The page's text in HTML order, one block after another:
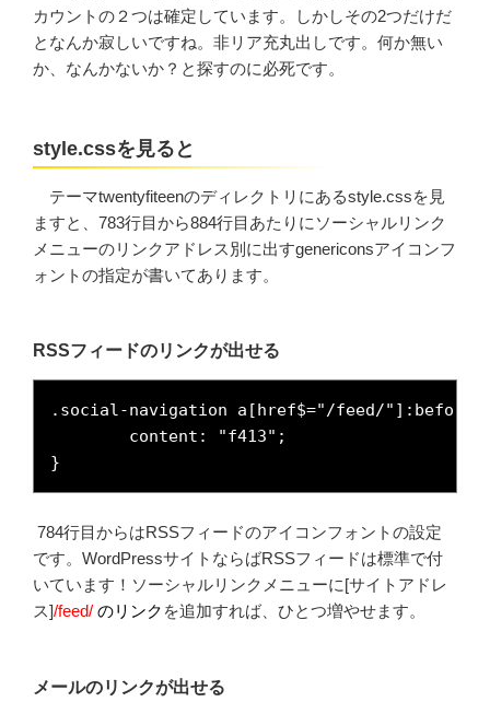
カウントの２つは確定しています。しかしその2つだけだ
となんか寂しいですね。非リア充丸出しです。何か無い
か、なんかないか？と探すのに必死です。
style.cssを見ると
テーマtwentyfiteenのディレクトリにあるstyle.cssを見
ますと、783行目から884行目あたりにソーシャルリンク
メニューのリンクアドレス別に出すgenericonsアイコンフ
ォントの指定が書いてあります。
RSSフィードのリンクが出せる
.social-navigation a[href$="/feed/"]:before
}
784行目からはRSSフィードのアイコンフォントの設定
です。WordPressサイトならばRSSフィードは標準で付
いています！ソーシャルリンクメニューに[サイトアドレ
ス]/feed/ のリンク を追加すれば、ひとつ増やせます。
メールのリンクが出せる